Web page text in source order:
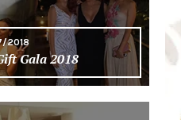
2018
Gala 2018